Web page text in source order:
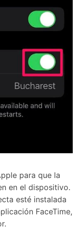
para que la
en el dispositivo.󠀲󠀩󠀠󠀥󠀦󠀩󠀣󠀦󠀳󠀰
esté instalada
FaceTime,
tu teléfono
técnicos